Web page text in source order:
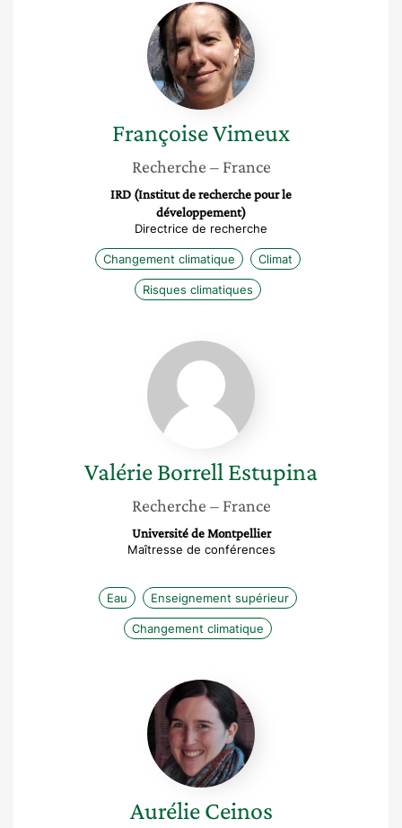
Françoise
Vimeux
FrançoiseVimeux
Recherche – France
IRD (Institut de recherche pour le
développement)
Directrice de recherche
Changement climatique Climat
Risques climatiques
Valérie
Borrell
Estupina
ValérieBorrell Estupina
Recherche – France
Université de Montpellier
Maîtresse de conférences
Eau Enseignement supérieur
Changement climatique
Aurélie
Ceinos
Aurélie Ceinos